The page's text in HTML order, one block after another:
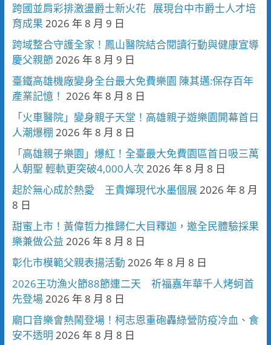
跨國並肩彩排激盪爵士新火花 展現台中市爵士人才培
育成果 2026 年 8 月 9 日
跨域整合守護全家！鳳山醫院結合閱讀行動與健康宣導
慶父親節2026 年 8 月 9 日
臺鐵高雄機廠變身全台最大免費樂園 陳其邁:保存百年
產業記憶！ 2026 年 8 月 8 日
「火車醫院」變身親子天堂！高雄親子遊樂園開幕首日
人潮爆棚 2026 年 8 月 8 日
「高雄親子樂園」爆紅！全臺最大免費園區首日吸三萬
人朝聖 輕軌更突破4,000人次 2026 年 8 月 8 日
起於無心成於熱愛 王貴嬋現代水墨個展2026 年 8 月
8 日
甜蜜上市！黃偉哲力推歸仁大目釋迦，邀全民體驗採果
樂兼做公益 2026 年 8 月 8 日
彰化市模範父親表揚活動 2026 年 8 月 8 日
2026王功漁火節88節連二天 祈福嘉年華千人烤蚵首
先登場2026 年 8 月 8 日
廟口音樂會熱鬧登場！柯志恩重砲轟綠營防疫冷血、食
安不透明 2026 年 8 月 8 日